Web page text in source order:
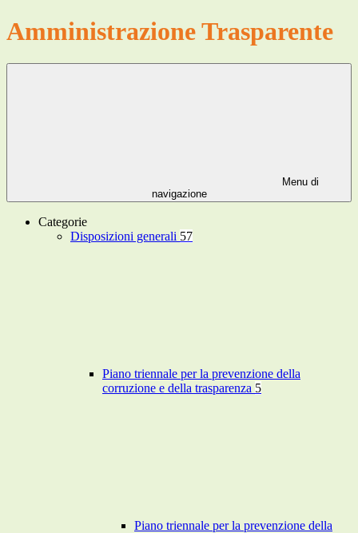
Amministrazione Trasparente
Menu di
navigazione
Categorie
Disposizioni generali 57
Piano triennale per la prevenzione della
corruzione e della trasparenza 5
Piano triennale per la prevenzione della